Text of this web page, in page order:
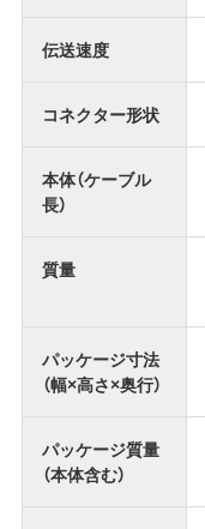
伝送速度
コネクター形状
本体（ケーブル
長）
質量
パッケージ寸法
（幅×高さ×奥行）
パッケージ質量
（本体含む）